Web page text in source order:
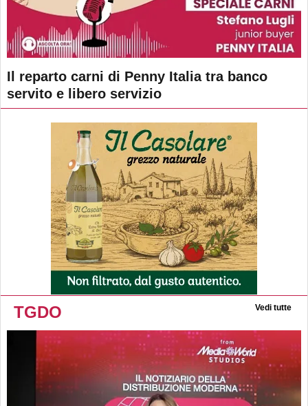
Il reparto carni di Penny Italia tra banco
servito e libero servizio
TGDO Vedi tutte